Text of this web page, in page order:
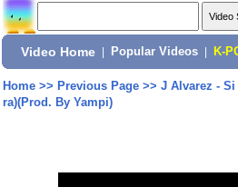
Video Home Popular Videos K-
Home>> Previous Page>> J Alvarez - Si
ra)(Prod. By Yampi)